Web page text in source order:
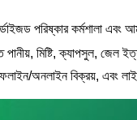
পরিষ্কার কর্মশালা
মিষ্টি, ক্যাপসুল, জেল
অনলাইন বিক্রয়, এবং